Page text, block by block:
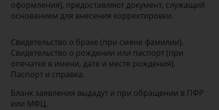
оформления), предоставляют документ, служащий
основанием для внесения корректировки.
Свидетельство о браке (при смене фамилии).
Свидетельство о рождении или паспорт (при
опечатке в имени, дате и месте рождения).
Паспорт и справка.
Бланк заявления выдадут и при обращении в ПФР
или МФЦ.